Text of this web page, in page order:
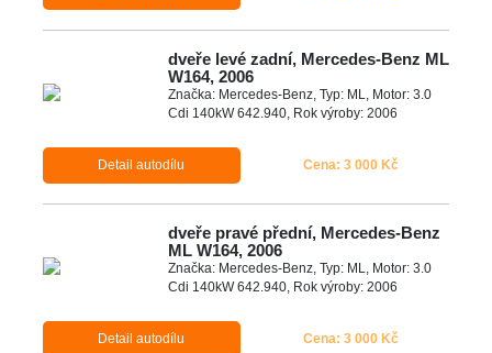
dveře levé zadní, Mercedes-Benz ML
W164, 2006
Značka: Mercedes-Benz, Typ: ML, Motor: 3.0
Cdi 140kW 642.940, Rok výroby: 2006
Detail autodílu Cena: 3 000 Kč
dveře pravé přední, Mercedes-Benz
ML W164, 2006
Značka: Mercedes-Benz, Typ: ML, Motor: 3.0
Cdi 140kW 642.940, Rok výroby: 2006
Detail autodílu Cena: 3 000 Kč